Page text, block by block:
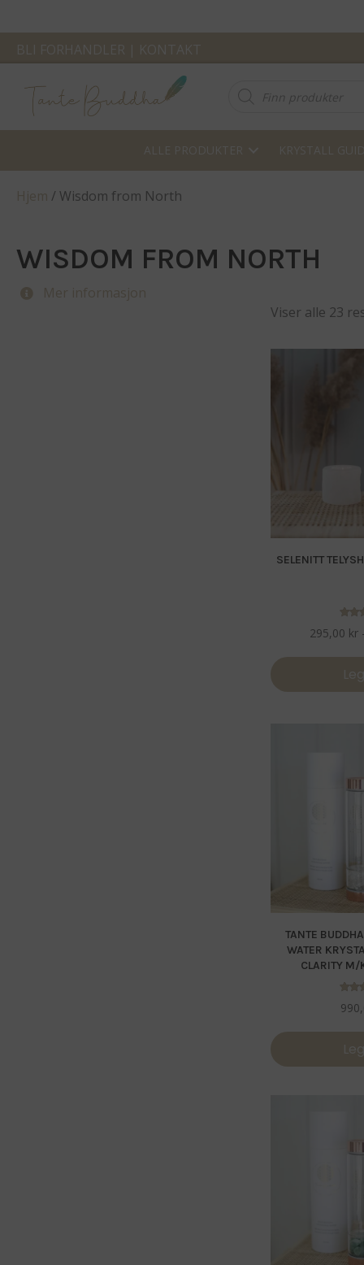
BLI FORHANDLER | KONTAKT
Products
search
ALLE PRODUKTER KRYSTALL
Hjem / Wisdom from North
WISDOM FROM NORTH
Mer informasjon
Viser alle 23
SELENITT
295,00 kr
TANTE
WATER
CLARITY M/